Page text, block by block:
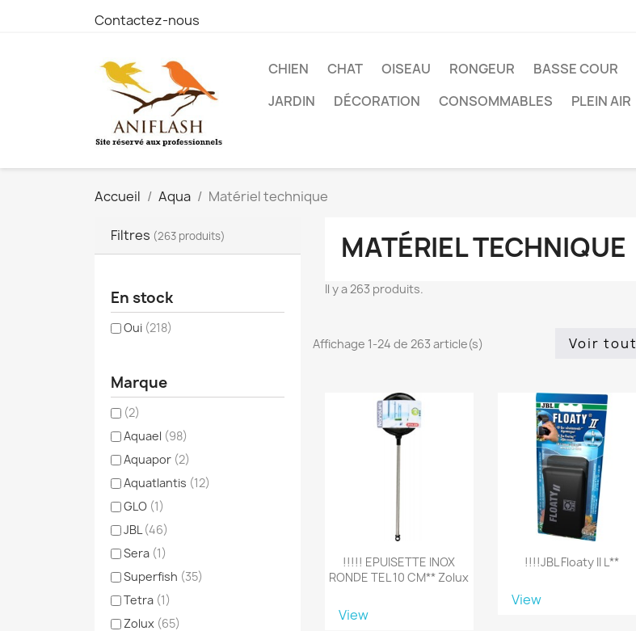
Contactez-nous
CHIEN CHAT OISEAU RONGEUR BASSE COUR
JARDIN
DÉCORATION CONSOMMABLES PLEIN AIR
Accueil Aqua Matériel technique
Filtres (263 produits)
En stock
Oui (218)
Marque
(2)
Aquael (98)
Aquapor (2)
Aquatlantis (12)
GLO (1)
JBL(46)
Sera (1)
Superfish (35)
Tetra (1)
Zolux (65)
MATÉRIEL TECHNIQUE
Il y a 263 produits.
Affichage 1-24 de 263 article(s) Voir tout
!!!!! EPUISETTE INOX
RONDE TEL 10 CM** Zolux
View
!!!!JBL Floaty II L**
View